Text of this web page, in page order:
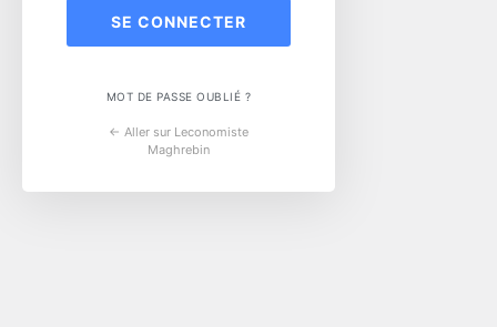
MOT DE PASSE OUBLIÉ ?
← Aller sur Leconomiste
Maghrebin